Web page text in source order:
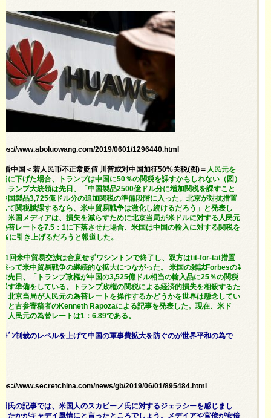
www.aboluowang.com/2019/0601/1296440.html
看中国＜若人民币不正常贬值 川普或对中国加征50%关税(图)＝ 人民元を
に下げた場合、トランプは中国に50％の関税を課すかもしれない（図）
ランプ大統領は先日、「中国製品2500億ドル分に増加関税を課すこと
国製品3,725億ドル分の追加関税の準備段階に入った。北京が対抗措置
て関税賦課するなら、米中貿易戦争は激化し続けるだろう」と発表し
米国メディアは、損失を減らすために北京当局が米ドルに対する人民元
替レートを7.5：1に下落させた場合、米国は中国の輸入に対する関税を
％に引き上げるだろうと報道した。
回米中貿易交渉は合意せずワシントンで終了し、双方はtit-for-tat措置
って米中貿易戦争の継続的な拡大につながった。 米国の雑誌Forbesのﾈ
は先日、「トランプ政権が中国の3,525億ドル相当の輸入品に25％の関税
す準備をしている。トランプ政権の関税による経済的損失を相殺するた
北京当局が人民元の為替レートを操作するかどうかを世界は懸念してい
と古参寄稿者のKenneth Rapozaによる記事を発表した。現在、米ド
人民元の為替レートは1：6.89である。
ﾝﾄﾞﾝ制裁のレベルを上げて中国の軍事費拡大を防ぐのが世界平和の為で
www.secretchina.com/news/gb/2019/06/01/895484.html
氏の記事では、米国人のスカビーノ氏に対するジェラシーを感じまし
たかがキャデイ風情にと言ったところでしょう。メデイアや官僚が安倍